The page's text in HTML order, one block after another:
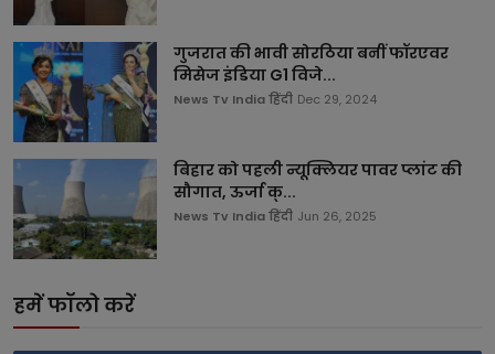
गुजरात की भावी सोरठिया बनीं फॉरएवर
मिसेज इंडिया G1 विजे...
News Tv India हिंदी Dec 29, 2024
बिहार को पहली न्यूक्लियर पावर प्लांट की
सौगात, ऊर्जा क्...
News Tv India हिंदी Jun 26, 2025
हमें फॉलो करें